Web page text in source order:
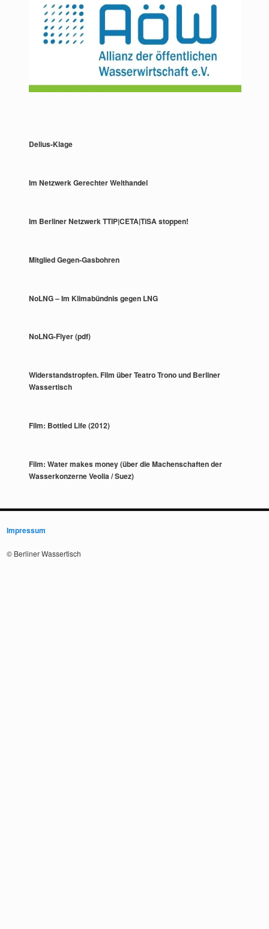
Delius-Klage
Im Netzwerk Gerechter Welthandel
Im Berliner Netzwerk TTIP|CETA|TiSA stoppen!
Mitglied Gegen-Gasbohren
NoLNG – Im Klimabündnis gegen LNG
NoLNG-Flyer (pdf)
Widerstandstropfen. Film über Teatro Trono und Berliner
Wassertisch
Film: Bottled Life (2012)
Film: Water makes money (über die Machenschaften der
Wasserkonzerne Veolia / Suez)
Impressum
© Berliner Wassertisch